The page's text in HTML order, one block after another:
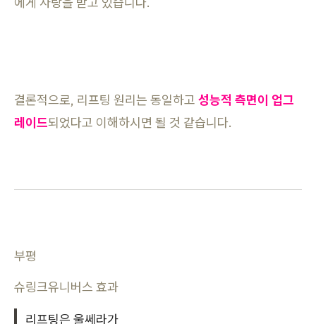
결론적으로, 리프팅 원리는 동일하고 성능적 측면이 업그
레이드되었다고 이해하시면 될 것 같습니다.
부평
슈링크유니버스 효과
리프팅은 울쎄라가